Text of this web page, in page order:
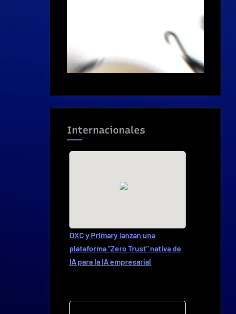
Internacionales
DXC y Primary lanzan una
plataforma "Zero Trust" nativa de
IA para la IA empresarial